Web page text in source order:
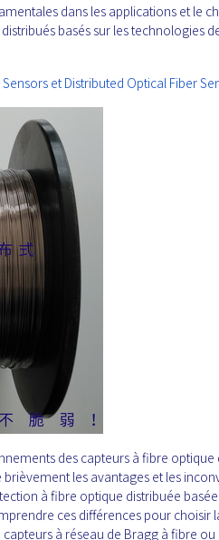
dans les applications et le
basés sur les technologies
et Distributed Optical Fiber
des capteurs à fibre
les avantages et les
à fibre optique distribuée
ces différences pour
à réseau de Bragg à fibre